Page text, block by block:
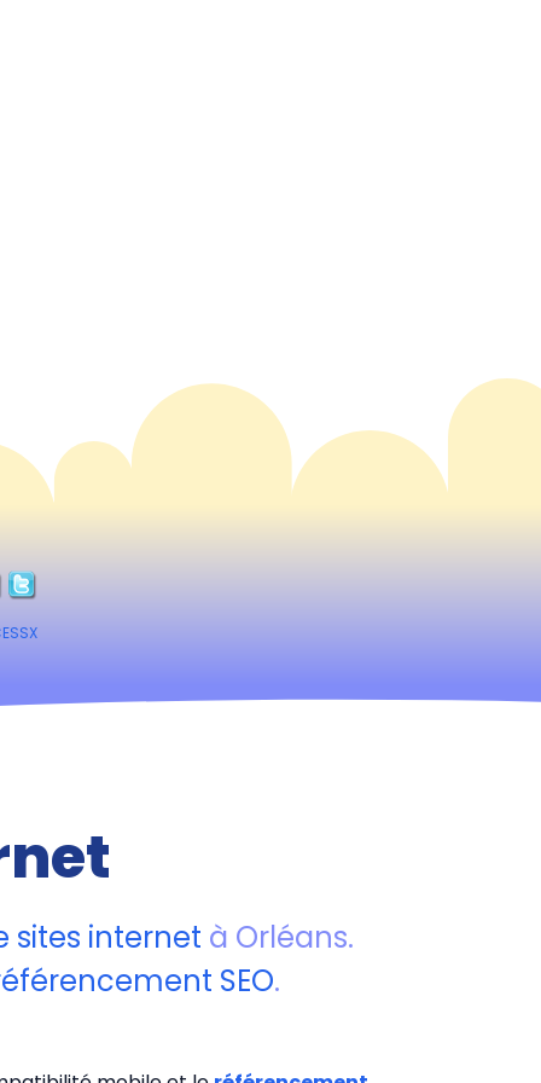
sites internet à Orléans.
SEO.